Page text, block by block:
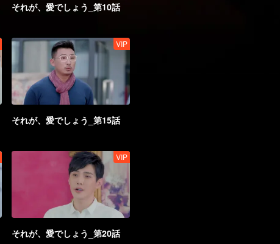
それが、愛でしょう_第10話
VIP
それが、愛でしょう_第15話
VIP
それが、愛でしょう_第20話